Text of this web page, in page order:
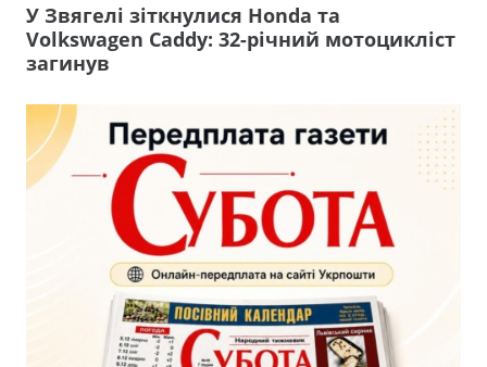
У Звягелі зіткнулися Honda та
Volkswagen Caddy: 32-річний мотоцикліст
загинув